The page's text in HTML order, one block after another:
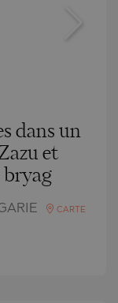
dans un
et
bryag
CARTE